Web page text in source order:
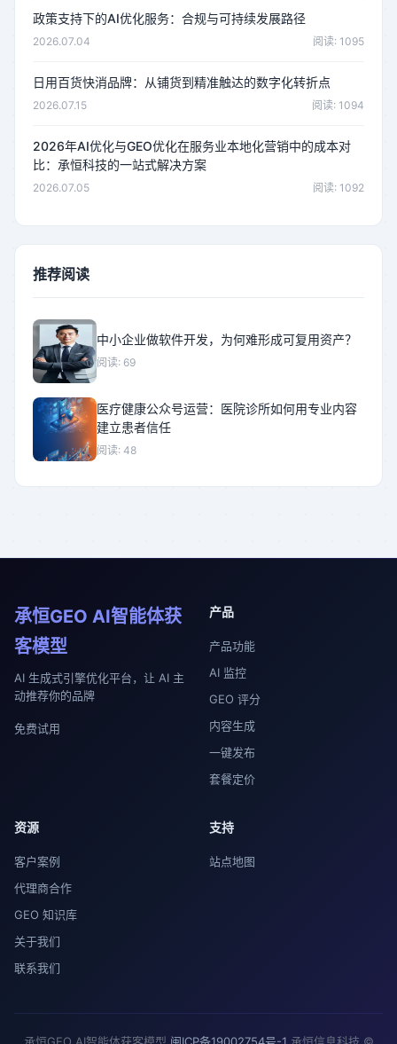
政策支持下的AI优化服务：合规与可持续发展路径
2026.07.04 阅读: 1095
日用百货快消品牌：从铺货到精准触达的数字化转折点
2026.07.15 阅读: 1094
2026年AI优化与GEO优化在服务业本地化营销中的成本对
比：承恒科技的一站式解决方案
2026.07.05 阅读: 1092
推荐阅读
中小企业做软件开发，为何难形成可复用资产？
阅读: 69
医疗健康公众号运营：医院诊所如何用专业内容
建立患者信任
阅读: 48
承恒GEO AI智能体获
客模型
AI 生成式引擎优化平台，让 AI 主
动推荐你的品牌
免费试用
产品
产品功能
AI 监控
GEO 评分
内容生成
一键发布
套餐定价
资源
客户案例
代理商合作
GEO 知识库
关于我们
联系我们
支持
站点地图